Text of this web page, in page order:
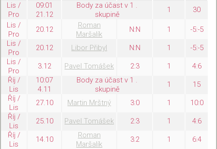
Lis /
Pro
09:01
21.12
Body za účast v 1 .
skupině
1
30
Lis /
Pro
20.12
Roman
Maršalík
N:N 1
-5:-5
Lis /
Pro
20.12 Libor Přibyl N:N 1
-5:-5
Lis /
Pro
3.12 Pavel Tomášek 2:3 1
4:6
Říj /
Lis
10:07
4.11
Body za účast v 1 .
skupině
1
15
Říj /
Lis
27.10 Martin Mrštný 3:0 1
10:0
Říj /
Lis
25.10 Pavel Tomášek 2:3 1
4:6
Říj /
Lis
14.10
Roman
Maršalík
3:2 1 6:4